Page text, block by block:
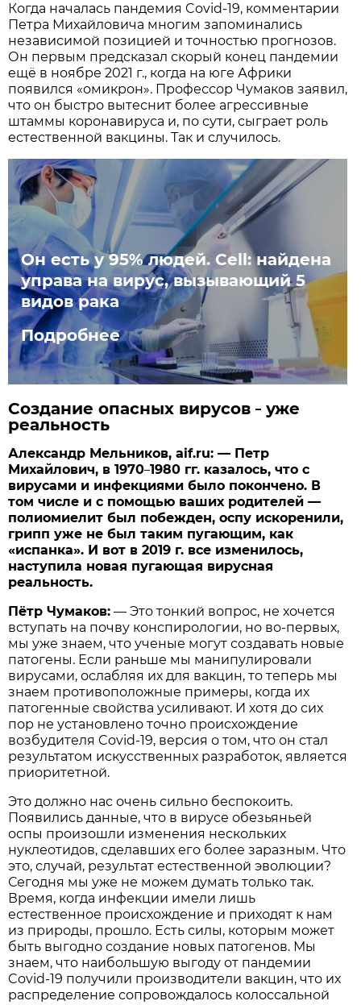
Когда началась пандемия Covid-19, комментарии
Петра Михайловича многим запоминались
независимой позицией и точностью прогнозов.
Он первым предсказал скорый конец пандемии
ещё в ноябре 2021 г., когда на юге Африки
появился «омикрон». Профессор Чумаков заявил,
что он быстро вытеснит более агрессивные
штаммы коронавируса и, по сути, сыграет роль
естественной вакцины. Так и случилось.
Он есть у 95% людей. Cell: найдена
управа на вирус, вызывающий 5
видов рака
Подробнее
Создание опасных вирусов– уже
реальность
Александр Мельников, aif.ru: — Петр
Михайлович, в 1970–1980 гг. казалось, что с
вирусами и инфекциями было покончено. В
том числе и с помощью ваших родителей —
полиомиелит был побежден, оспу искоренили,
грипп уже не был таким пугающим, как
«испанка». И вот в 2019 г. все изменилось,
наступила новая пугающая вирусная
реальность.
Пётр Чумаков: — Это тонкий вопрос, не хочется
вступать на почву конспирологии, но во-первых,
мы уже знаем, что ученые могут создавать новые
патогены. Если раньше мы манипулировали
вирусами, ослабляя их для вакцин, то теперь мы
знаем противоположные примеры, когда их
патогенные свойства усиливают. И хотя до сих
пор не установлено точно происхождение
возбудителя Covid-19, версия о том, что он стал
результатом искусственных разработок, является
приоритетной.
Это должно нас очень сильно беспокоить.
Появились данные, что в вирусе обезьяньей
оспы произошли изменения нескольких
нуклеотидов, сделавших его более заразным. Что
это, случай, результат естественной эволюции?
Сегодня мы уже не можем думать только так.
Время, когда инфекции имели лишь
естественное происхождение и приходят к нам
из природы, прошло. Есть силы, которым может
быть выгодно создание новых патогенов. Мы
знаем, что наибольшую выгоду от пандемии
Covid-19 получили производители вакцин, что их
распределение сопровождалось колоссальной